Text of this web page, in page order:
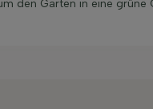
den Garten in eine grüne